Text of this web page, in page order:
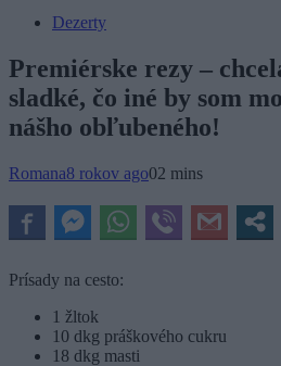
Dezerty
Premiérske rezy –
sladké, čo iné by som
nášho obľubeného!
Romana8 rokov ago02 mins
Prísady na cesto:
1 žltok
10 dkg práškového cukru
18 dkg masti